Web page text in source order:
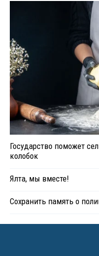
Государство поможет
колобок
Ялта, мы вместе!
Сохранить память о